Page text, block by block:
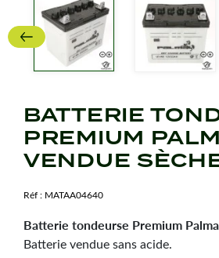
BATTERIE
PREMIUM
VENDUE
Réf : MATAA04640
Batterie tondeurse Premium
Batterie vendue sans acide.